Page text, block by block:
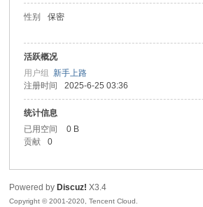
性别 保密
活跃概况
用户组新手上路
注册时间
2025-6-25 03:36
统计信息
已用空间
0 B
贡献
0
Powered by Discuz! X3.4
Copyright © 2001-2020, Tencent Cloud.